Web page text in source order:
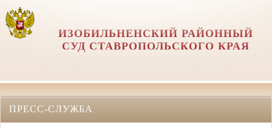
ИЗОБИЛЬНЕНСКИЙ РАЙОННЫЙ
СУД СТАВРОПОЛЬСКОГО КРАЯ
ПРЕСС-СЛУЖБА